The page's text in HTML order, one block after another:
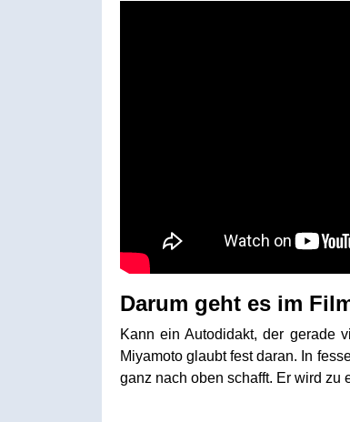
Darum geht es im
Kann ein Autodidakt, der gerade
Miyamoto glaubt fest daran. In
ganz nach oben schafft. Er wird zu